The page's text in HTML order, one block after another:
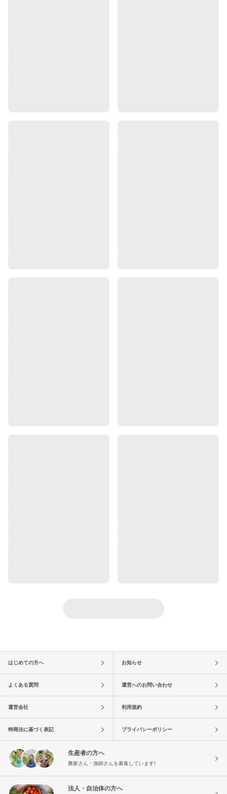
はじめての方へ お知らせ
よくある質問 運営へのお問い合わせ
運営会社 利用規約
特商法に基づく表記 プライバシーポリシー
生産者の方へ
農家さん・漁師さんを募集しています!
法人・自治体の方へ